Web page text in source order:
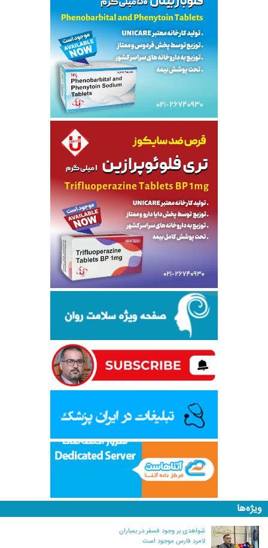
ویژه‌ها
شواهدی بر وجود فسفر در بمباران
لامرد فارس موجود است